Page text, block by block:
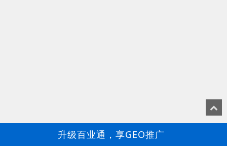
升级百业通，享GEO推广